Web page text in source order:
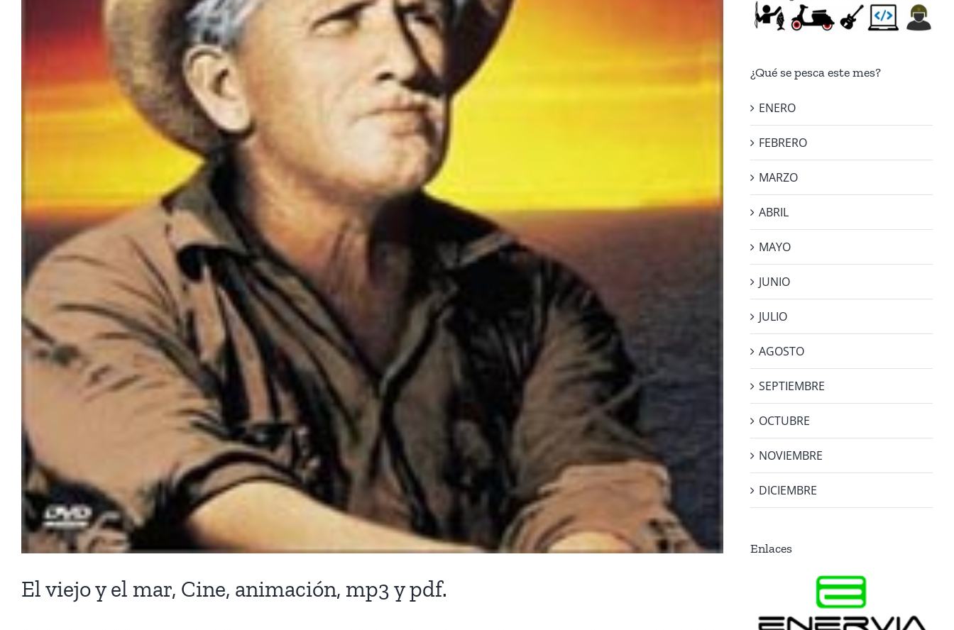
El viejo y el mar, Cine, animación, mp3 y pdf.
¿Qué se pesca este mes?
ENERO
FEBRERO
MARZO
ABRIL
MAYO
JUNIO
JULIO
AGOSTO
SEPTIEMBRE
OCTUBRE
NOVIEMBRE
DICIEMBRE
Enlaces